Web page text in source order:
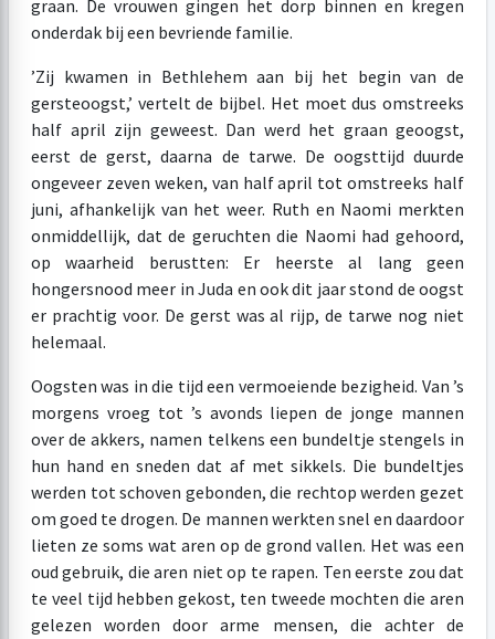
graan. De vrouwen gingen het dorp binnen en kregen
onderdak bij een bevriende familie.
’Zij kwamen in Bethlehem aan bij het begin van de
gersteoogst,’ vertelt de bijbel. Het moet dus omstreeks
half april zijn geweest. Dan werd het graan geoogst,
eerst de gerst, daarna de tarwe. De oogsttijd duurde
ongeveer zeven weken, van half april tot omstreeks half
juni, afhankelijk van het weer. Ruth en Naomi merkten
onmiddellijk, dat de geruchten die Naomi had gehoord,
op waarheid berustten: Er heerste al lang geen
hongersnood meer in Juda en ook dit jaar stond de oogst
er prachtig voor. De gerst was al rijp, de tarwe nog niet
helemaal.
Oogsten was in die tijd een vermoeiende bezigheid. Van ’s
morgens vroeg tot ’s avonds liepen de jonge mannen
over de akkers, namen telkens een bundeltje stengels in
hun hand en sneden dat af met sikkels. Die bundeltjes
werden tot schoven gebonden, die rechtop werden gezet
om goed te drogen. De mannen werkten snel en daardoor
lieten ze soms wat aren op de grond vallen. Het was een
oud gebruik, die aren niet op te rapen. Ten eerste zou dat
te veel tijd hebben gekost, ten tweede mochten die aren
gelezen worden door arme mensen, die achter de